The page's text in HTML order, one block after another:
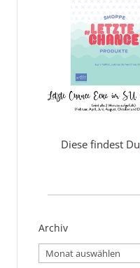
Diese findest Du
Archiv
Archiv